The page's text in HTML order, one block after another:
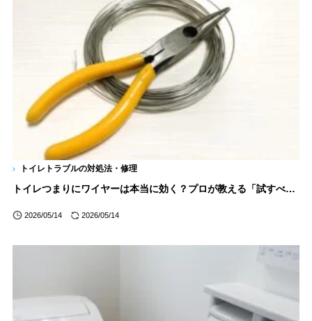
トイレトラブルの対処法・修理
トイレつまりにワイヤーは本当に効く？プロが教える「試すべきか」の判断基準
2026/05/14 2026/05/14